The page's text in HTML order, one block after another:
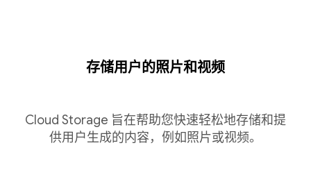
存储用户的照片和视频
Cloud Storage 旨在帮助您快速轻松地存储和提
供用户生成的内容，例如照片或视频。